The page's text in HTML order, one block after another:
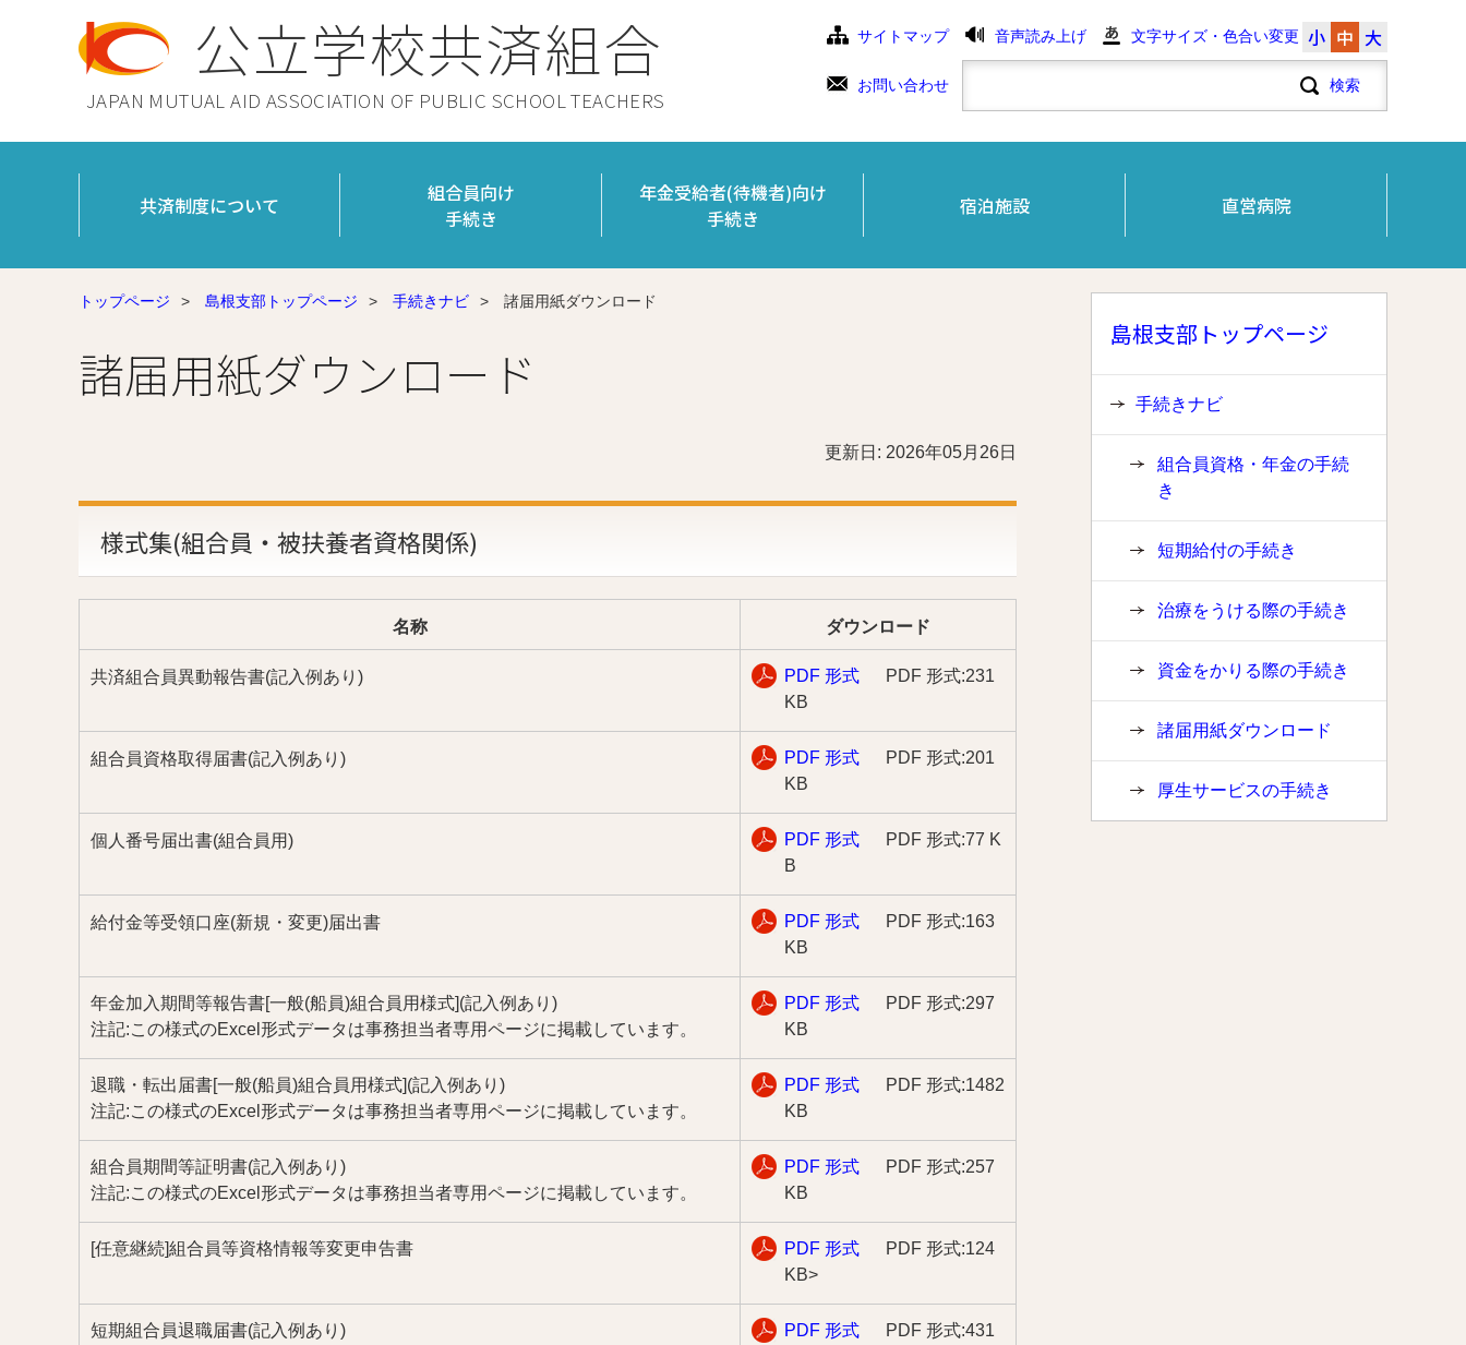
公立学校共済組合
JAPAN MUTUAL AID ASSOCIATION OF PUBLIC SCHOOL TEACHERS
サイトマップ 音声読み上げ 文字サイズ・色合い変更 小 中 大
お問い合わせ
共済制度について
組合員向け
手続き
年金受給者(待機者)向け
手続き
宿泊施設 直営病院
トップページ > 島根支部トップページ > 手続きナビ > 諸届用紙ダウンロード
諸届用紙ダウンロード
更新日: 2026年05月26日
様式集(組合員・被扶養者資格関係)
名称 ダウンロード
共済組合員異動報告書(記入例あり) PDF 形式
PDF 形式:231
KB
組合員資格取得届書(記入例あり) PDF 形式
PDF 形式:201
KB
個人番号届出書(組合員用) PDF 形式
PDF 形式:77 K
B
給付金等受領口座(新規・変更)届出書 PDF 形式
PDF 形式:163
KB
年金加入期間等報告書[一般(船員)組合員用様式](記入例あり)
注記:この様式のExcel形式データは事務担当者専用ページに掲載しています。
PDF 形式
PDF 形式:297
KB
退職・転出届書[一般(船員)組合員用様式](記入例あり)
注記:この様式のExcel形式データは事務担当者専用ページに掲載しています。
PDF 形式
PDF 形式:1482
KB
組合員期間等証明書(記入例あり)
注記:この様式のExcel形式データは事務担当者専用ページに掲載しています。
PDF 形式
PDF 形式:257
KB
[任意継続]組合員等資格情報等変更申告書 PDF 形式
PDF 形式:124
KB>
短期組合員退職届書(記入例あり) PDF 形式
PDF 形式:431
島根支部トップページ
手続きナビ
組合員資格・年金の手続
き
短期給付の手続き
治療をうける際の手続き
資金をかりる際の手続き
諸届用紙ダウンロード
厚生サービスの手続き